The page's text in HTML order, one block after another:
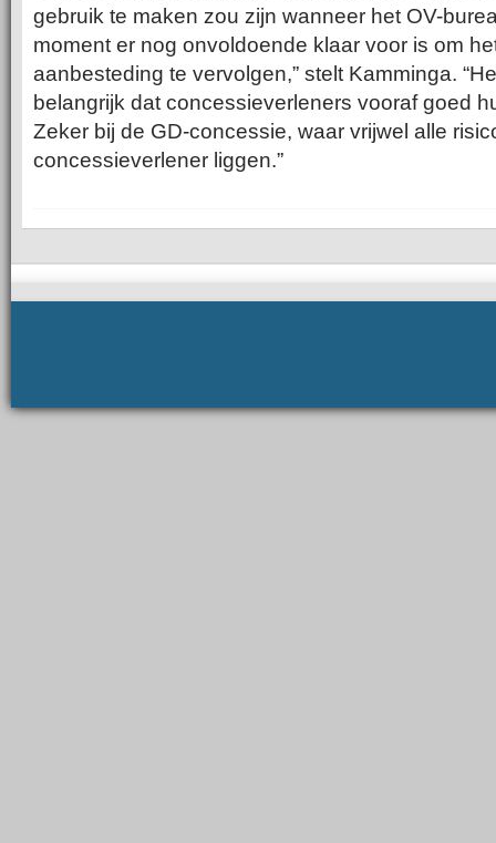
gebruik te maken zou zijn wanneer het OV-
moment er nog onvoldoende klaar voor is om
aanbesteding te vervolgen,” stelt Kamminga.
belangrijk dat concessieverleners vooraf goed
Zeker bij de GD-concessie, waar vrijwel alle
concessieverlener liggen.”